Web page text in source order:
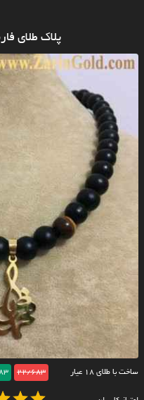
پلاک طلای
ساخت با طلای ۱۸ عیار 22/683